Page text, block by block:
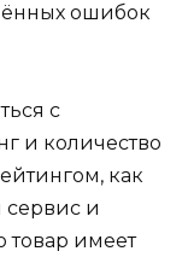
ошибок
с
и количество
как
и
товар имеет